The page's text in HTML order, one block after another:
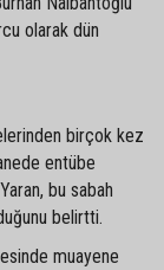
olarak dün
birçok kez
entübe
bu sabah
belirtti.
muayene